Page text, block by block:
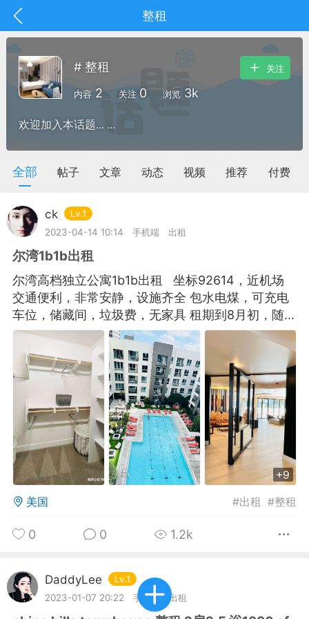
整租
每日任务
华人资讯
阅读洛杉矶新闻
华人论坛
加入社区交流
华人社区信息发布规范》
华人社区账号注册及使用规范》
洛杉矶热点 娱乐八卦 同乡联谊
# 整租
内容 2 关注 0 浏览 3k
关注
欢迎加入本话题... ...
全部 帖子 文章 动态 视频 推荐 付费
ck
Lv.1
2023-04-14 10:14
手机端 出租
尔湾1b1b出租
尔湾高档独立公寓1b1b出租 坐标92614，近机场
交通便利，非常安静，设施齐全 包水电煤，可充电
车位，储藏间，垃圾费，无家具 租期到8月初，随...
+9
美国 #出租 #整租
0 0 1.2k
DaddyLee
Lv.1
2023-01-07 20:22
手机端 出租